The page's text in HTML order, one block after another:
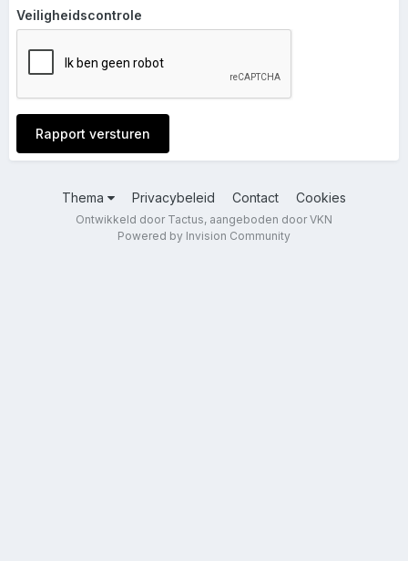
Veiligheidscontrole
Rapport versturen
Thema Privacybeleid Contact Cookies
Ontwikkeld door Tactus, aangeboden door VKN
Powered by Invision Community